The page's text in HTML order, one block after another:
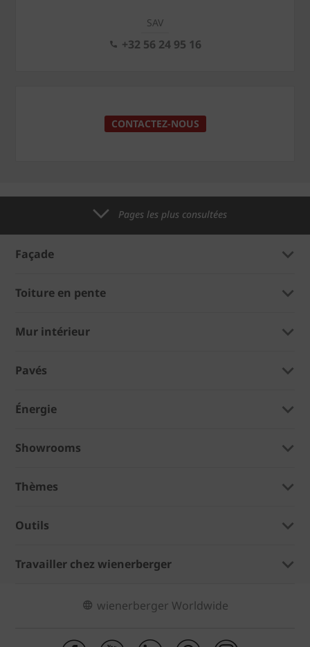
SAV
+32 56 24 95 16
CONTACTEZ-NOUS
Pages les plus consultées
Façade
Toiture en pente
Mur intérieur
Pavés
Énergie
Showrooms
Thèmes
Outils
Travailler chez wienerberger
wienerberger Worldwide